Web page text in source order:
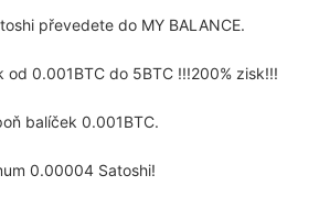
převedete do MY BALANCE.
0.001BTC do 5BTC !!!200% zisk!!!
balíček 0.001BTC.
0.00004 Satoshi!